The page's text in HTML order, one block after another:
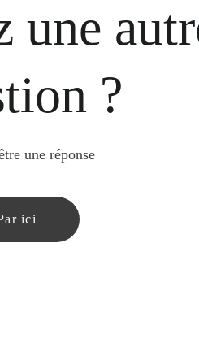
une
?
une réponse
ici